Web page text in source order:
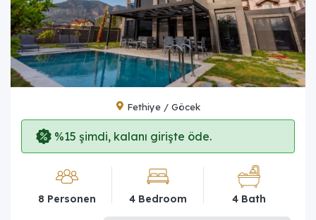
Fethiye / Göcek
%15 şimdi, kalanı girişte öde.
8 Personen 4 Bedroom 4 Bath